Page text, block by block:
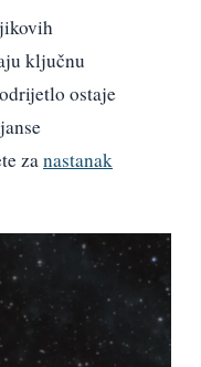
ključnu
ostaje
zanastanak